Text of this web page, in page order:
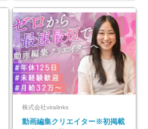
株式会社viralinks
動画編集クリエイター※初掲載